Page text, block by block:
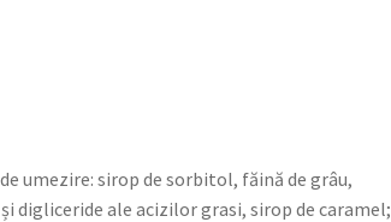
umezire: sirop de sorbitol, făină de grâu,
digliceride ale acizilor grasi, sirop de caramel;